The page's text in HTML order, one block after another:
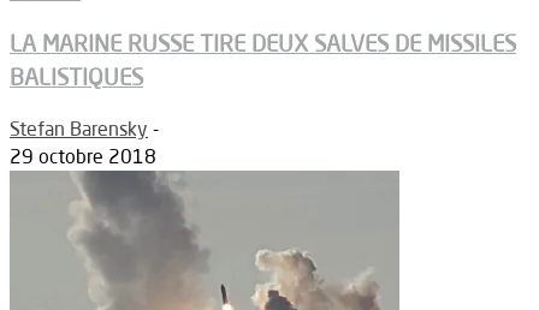
LA MARINE RUSSE TIRE DEUX SALVES DE MISSILES
BALISTIQUES
Stefan Barensky -
29 octobre 2018